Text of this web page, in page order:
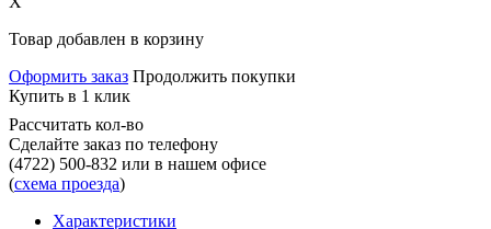
Товар добавлен в корзину
Оформить заказ Продолжить покупки
Купить в 1 клик
Рассчитать кол-во
Сделайте заказ по телефону
(4722) 500-832 или в нашем офисе
(схема проезда)
Характеристики